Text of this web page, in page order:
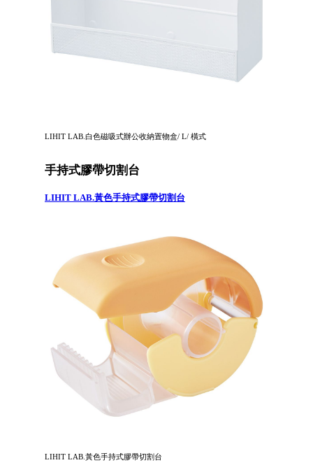
LIHIT LAB.白色磁吸式辦公收納置物盒/ L/ 橫式
手持式膠帶切割台
LIHIT LAB.黃色手持式膠帶切割台
LIHIT LAB.黃色手持式膠帶切割台